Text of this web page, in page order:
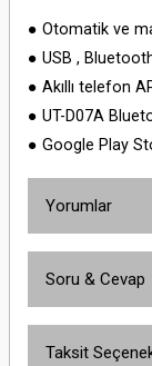
● Otomatik ve
● USB ,
● Akıllı telefon
● UT-D07A
● Google Play
Yorumlar
Soru & Cevap
Taksit